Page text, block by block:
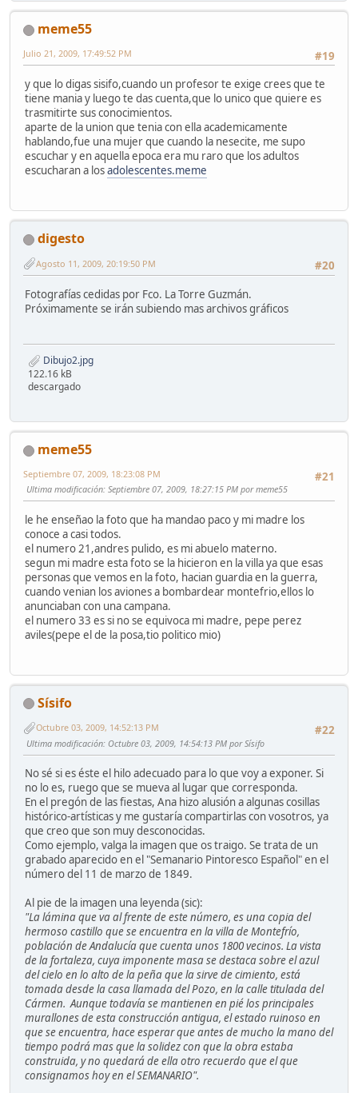
meme55
#19
Julio 21, 2009, 17:49:52 PM
y que lo digas sisifo,cuando un profesor te exige crees que te
tiene mania y luego te das cuenta,que lo unico que quiere es
trasmitirte sus conocimientos.
aparte de la union que tenia con ella academicamente
hablando,fue una mujer que cuando la nesecite, me supo
escuchar y en aquella epoca era mu raro que los adultos
escucharan a losadolescentes.meme
digesto
#20
Agosto 11, 2009, 20:19:50 PM
Fotografías cedidas por Fco. La Torre Guzmán.
Próximamente se irán subiendo mas archivos gráficos
Dibujo2.jpg
122.16 kB
descargado
meme55
#21
Septiembre 07, 2009, 18:23:08 PM
Ultima modificación: Septiembre 07, 2009, 18:27:15 PM por meme55
le he enseñao la foto que ha mandao paco y mi madre los
conoce a casi todos.
el numero 21,andres pulido, es mi abuelo materno.
segun mi madre esta foto se la hicieron en la villa ya que esas
personas que vemos en la foto, hacian guardia en la guerra,
cuando venian los aviones a bombardear montefrio,ellos lo
anunciaban con una campana.
el numero 33 es si no se equivoca mi madre, pepe perez
aviles(pepe el de la posa,tio politico mio)
Sísifo
#22
Octubre 03, 2009, 14:52:13 PM
Ultima modificación: Octubre 03, 2009, 14:54:13 PM por Sísifo
No sé si es éste el hilo adecuado para lo que voy a exponer. Si
no lo es, ruego que se mueva al lugar que corresponda.
En el pregón de las fiestas, Ana hizo alusión a algunas cosillas
histórico-artísticas y me gustaría compartirlas con vosotros, ya
que creo que son muy desconocidas.
Como ejemplo, valga la imagen que os traigo. Se trata de un
grabado aparecido en el "Semanario Pintoresco Español" en el
número del 11 de marzo de 1849.
Al pie de la imagen una leyenda (sic):
"La lámina que va al frente de este número, es una copia del
hermoso castillo que se encuentra en la villa de Montefrío,
población de Andalucía que cuenta unos 1800 vecinos. La vista
de la fortaleza, cuya imponente masa se destaca sobre el azul
del cielo en lo alto de la peña que la sirve de cimiento, está
tomada desde la casa llamada del Pozo, en la calle titulada del
Cármen. Aunque todavía se mantienen en pié los principales
murallones de esta construcción antigua, el estado ruinoso en
que se encuentra, hace esperar que antes de mucho la mano del
tiempo podrá mas que la solidez con que la obra estaba
construida, y no quedará de ella otro recuerdo que el que
consignamos hoy en el SEMANARIO".